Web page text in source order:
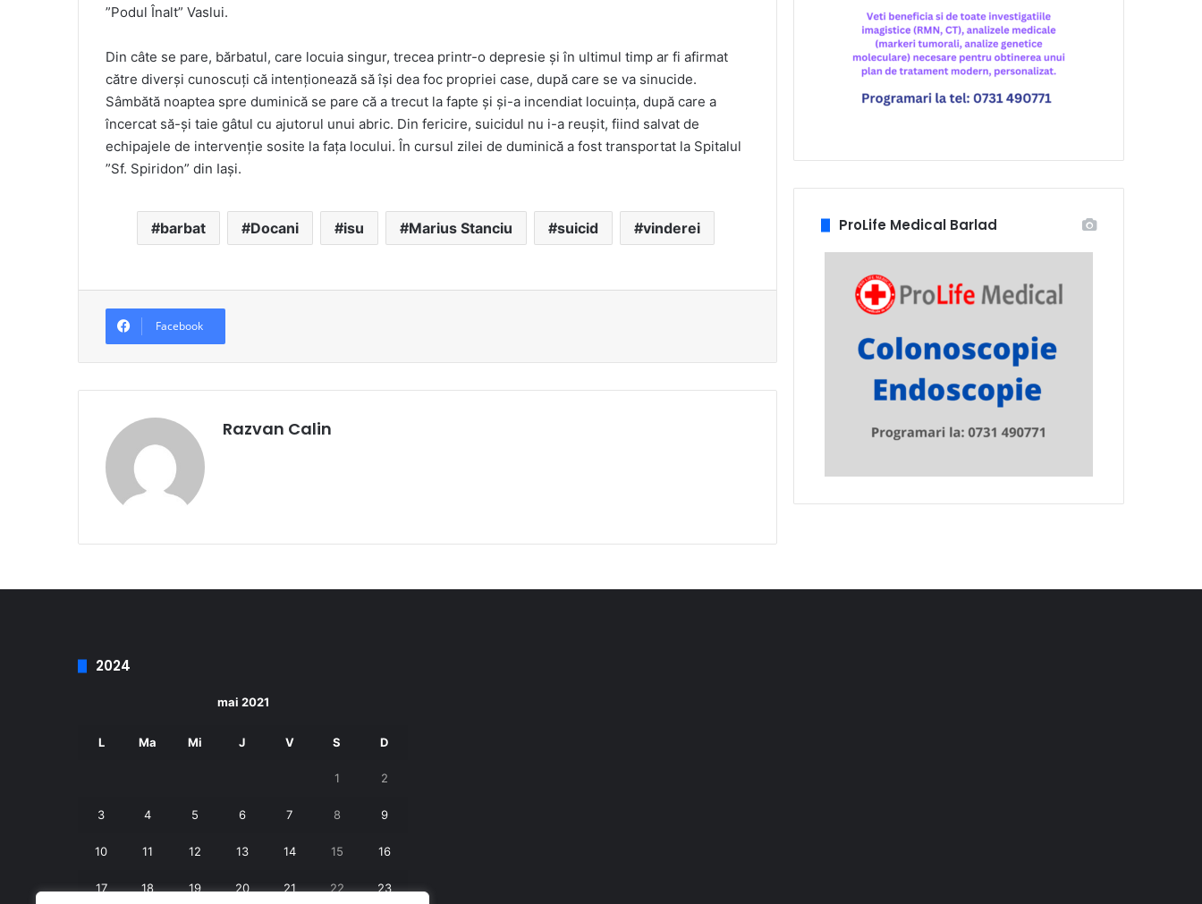
”Podul Înalt” Vaslui.
Din câte se pare, bărbatul, care locuia singur, trecea printr-o depresie și în ultimul timp ar fi afirmat
către diverși cunoscuți că intenționează să își dea foc propriei case, după care se va sinucide.
Sâmbătă noaptea spre duminică se pare că a trecut la fapte și și-a incendiat locuința, după care a
încercat să-și taie gâtul cu ajutorul unui abric. Din fericire, suicidul nu i-a reușit, fiind salvat de
echipajele de intervenție sosite la fața locului. În cursul zilei de duminică a fost transportat la Spitalul
”Sf. Spiridon” din Iași.
barbat Docani isu Marius Stanciu suicid vinderei
Facebook
Razvan Calin
ProLife Medical Barlad
2024
mai 2021
L Ma Mi J V S D
1 2
3 4 5 6 7 8 9
10 11 12 13 14 15 16
17 18 19 20 21 22 23